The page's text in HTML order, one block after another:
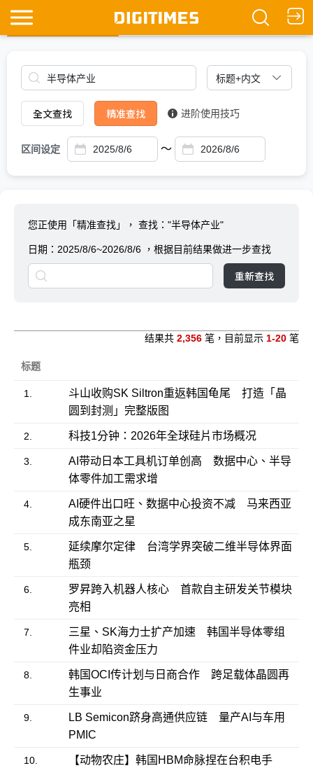
Ask DIGITIMES
全文查找 精准查找 进阶使用技巧
区间设定 ～
您正使用「精准查找」， 查找："半导体产业"
日期： 2025/8/6~2026/8/6 ，根据目前结果做进一步查找
重新查找
结果共 2,356 笔，目前显示 1-20 笔
标题
1.
斗山收购SK Siltron重返韩国龟尾 打造「晶
圆到封测」完整版图
2. 科技1分钟：2026年全球硅片市场概况
3.
AI带动日本工具机订单创高 数据中心、半导
体零件加工需求增
4.
AI硬件出口旺、数据中心投资不减 马来西亚
成东南亚之星
5.
延续摩尔定律 台湾学界突破二维半导体界面
瓶颈
6.
罗昇跨入机器人核心 首款自主研发关节模块
亮相
7.
三星、SK海力士扩产加速 韩国半导体零组
件业却陷资金压力
8.
韩国OCI传计划与日商合作 跨足载体晶圆再
生事业
9.
LB Semicon跻身高通供应链 量产AI与车用
PMIC
10.
【动物农庄】韩国HBM命脉捏在台积电手